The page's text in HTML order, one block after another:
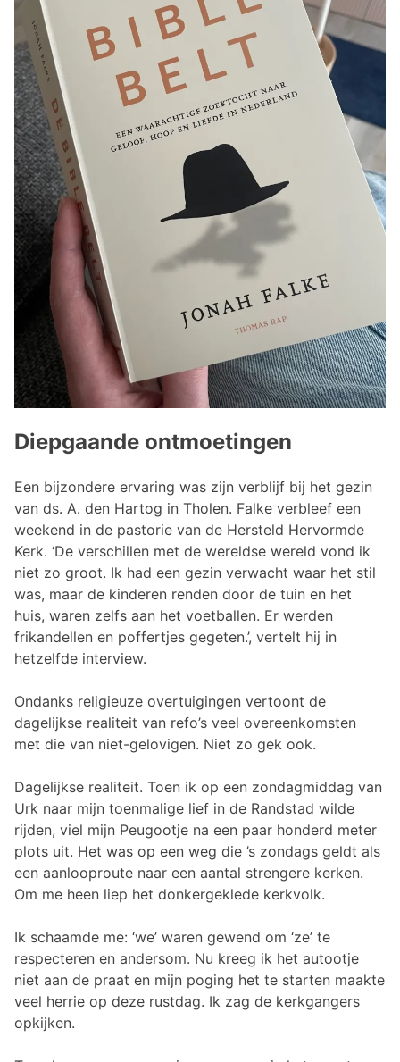
Diepgaande ontmoetingen
Een bijzondere ervaring was zijn verblijf bij het gezin
van ds. A. den Hartog in Tholen. Falke verbleef een
weekend in de pastorie van de Hersteld Hervormde
Kerk. ‘De verschillen met de wereldse wereld vond ik
niet zo groot. Ik had een gezin verwacht waar het stil
was, maar de kinderen renden door de tuin en het
huis, waren zelfs aan het voetballen. Er werden
frikandellen en poffertjes gegeten.’, vertelt hij in
hetzelfde interview.
Ondanks religieuze overtuigingen vertoont de
dagelijkse realiteit van refo’s veel overeenkomsten
met die van niet-gelovigen. Niet zo gek ook.
Dagelijkse realiteit. Toen ik op een zondagmiddag van
Urk naar mijn toenmalige lief in de Randstad wilde
rijden, viel mijn Peugootje na een paar honderd meter
plots uit. Het was op een weg die ’s zondags geldt als
een aanlooproute naar een aantal strengere kerken.
Om me heen liep het donkergeklede kerkvolk.
Ik schaamde me: ‘we’ waren gewend om ‘ze’ te
respecteren en andersom. Nu kreeg ik het autootje
niet aan de praat en mijn poging het te starten maakte
veel herrie op deze rustdag. Ik zag de kerkgangers
opkijken.